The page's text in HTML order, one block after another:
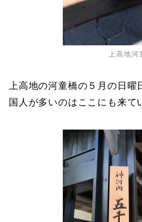
上高地河
上高地の河童橋の５月の日
国人が多いのはここにも来て